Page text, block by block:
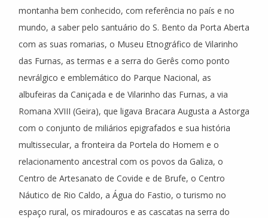
montanha bem conhecido, com referência no país e no
mundo, a saber pelo santuário do S. Bento da Porta Aberta
com as suas romarias, o Museu Etnográfico de Vilarinho
das Furnas, as termas e a serra do Gerês como ponto
nevrálgico e emblemático do Parque Nacional, as
albufeiras da Caniçada e de Vilarinho das Furnas, a via
Romana XVIII (Geira), que ligava Bracara Augusta a Astorga
com o conjunto de miliários epigrafados e sua história
multissecular, a fronteira da Portela do Homem e o
relacionamento ancestral com os povos da Galiza, o
Centro de Artesanato de Covide e de Brufe, o Centro
Náutico de Rio Caldo, a Água do Fastio, o turismo no
espaço rural, os miradouros e as cascatas na serra do